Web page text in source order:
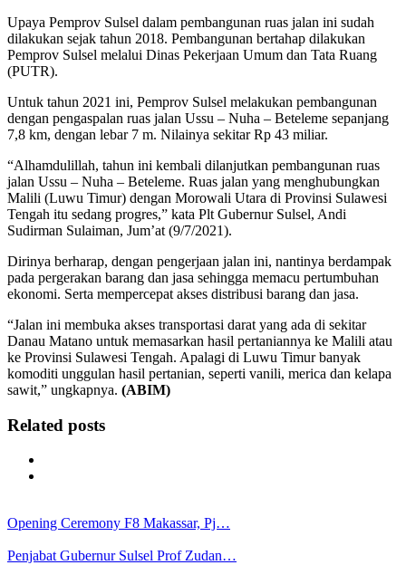
Upaya Pemprov Sulsel dalam pembangunan ruas jalan ini sudah
dilakukan sejak tahun 2018. Pembangunan bertahap dilakukan
Pemprov Sulsel melalui Dinas Pekerjaan Umum dan Tata Ruang
(PUTR).
Untuk tahun 2021 ini, Pemprov Sulsel melakukan pembangunan
dengan pengaspalan ruas jalan Ussu – Nuha – Beteleme sepanjang
7,8 km, dengan lebar 7 m. Nilainya sekitar Rp 43 miliar.
“Alhamdulillah, tahun ini kembali dilanjutkan pembangunan ruas
jalan Ussu – Nuha – Beteleme. Ruas jalan yang menghubungkan
Malili (Luwu Timur) dengan Morowali Utara di Provinsi Sulawesi
Tengah itu sedang progres,” kata Plt Gubernur Sulsel, Andi
Sudirman Sulaiman, Jum’at (9/7/2021).
Dirinya berharap, dengan pengerjaan jalan ini, nantinya berdampak
pada pergerakan barang dan jasa sehingga memacu pertumbuhan
ekonomi. Serta mempercepat akses distribusi barang dan jasa.
“Jalan ini membuka akses transportasi darat yang ada di sekitar
Danau Matano untuk memasarkan hasil pertaniannya ke Malili atau
ke Provinsi Sulawesi Tengah. Apalagi di Luwu Timur banyak
komoditi unggulan hasil pertanian, seperti vanili, merica dan kelapa
sawit,” ungkapnya. (ABIM)
Related posts
Opening Ceremony F8 Makassar, Pj…
Penjabat Gubernur Sulsel Prof Zudan…